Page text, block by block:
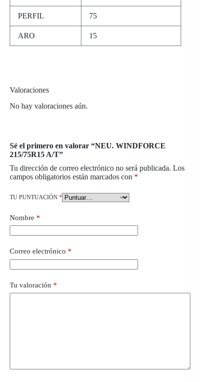
PERFIL 75
ARO 15
Valoraciones
No hay valoraciones aún.
Sé el primero en valorar “NEU. WINDFORCE
215/75R15 A/T”
Tu dirección de correo electrónico no será publicada. Los
campos obligatorios están marcados con *
TU PUNTUACIÓN *
Nombre *
Correo electrónico *
Tu valoración *